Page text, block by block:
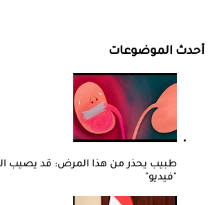
أحدث الموضوعات
طبيب يحذر من هذا المرض: قد يصيب
"فيديو"